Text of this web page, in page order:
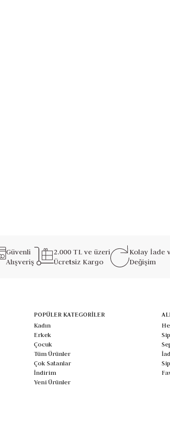
Güvenli
Alışveriş
2.000 TL ve üzeri
Ücretsiz Kargo
Kolay İade
Değişim
POPÜLER KATEGORİLER
Kadın
Erkek
Çocuk
Tüm Ürünler
Çok Satanlar
İndirim
Yeni Ürünler